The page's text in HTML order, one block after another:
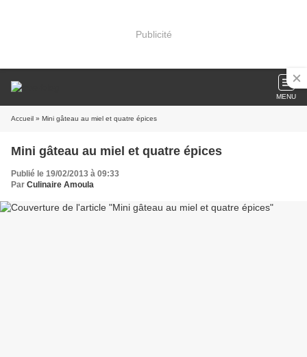
Publicité
MENU
Accueil » Mini gâteau au miel et quatre épices
Mini gâteau au miel et quatre épices
Publié le 19/02/2013 à 09:33
Par Culinaire Amoula